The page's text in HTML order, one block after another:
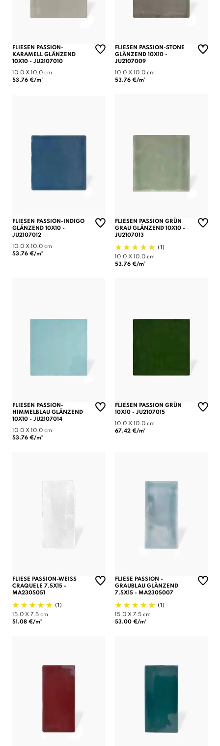
FLIESEN PASSION-
KARAMELL GLÄNZEND
10X10 - JU2107010
10.0 X 10.0 cm
53.76 €/m²
FLIESEN PASSION-STONE
GLÄNZEND 10X10 -
JU2107009
10.0 X 10.0 cm
53.76 €/m²
FLIESEN PASSION-INDIGO
GLÄNZEND 10X10 -
JU2107012
10.0 X 10.0 cm
53.76 €/m²
FLIESEN PASSION GRÜN
GRAU GLÄNZEND 10X10 -
JU2107013
(1)
10.0 X 10.0 cm
53.76 €/m²
FLIESEN PASSION-
HIMMELBLAU GLÄNZEND
10X10 - JU2107014
10.0 X 10.0 cm
53.76 €/m²
FLIESEN PASSION GRÜN
10X10 - JU2107015
10.0 X 10.0 cm
67.42 €/m²
FLIESE PASSION-WEISS
CRAQUELE 7.5X15 -
MA2305051
(1)
15.0 X 7.5 cm
51.08 €/m²
FLIESE PASSION -
GRAUBLAU GLÄNZEND
7.5X15 - MA2305007
(1)
15.0 X 7.5 cm
53.00 €/m²